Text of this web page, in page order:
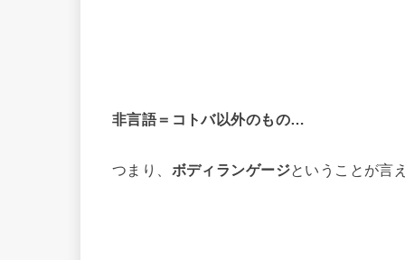
非言語＝コトバ以外のもの…
つまり、 ボディランゲージということが言